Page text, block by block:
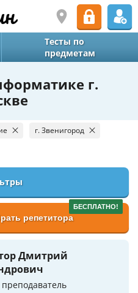
Тесты по
предметам
г.
г. Звенигород
БЕСПЛАТНО!
репетитора
Дмитрий